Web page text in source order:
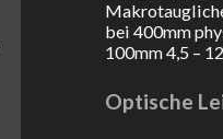
bei 400mm
100mm 4,5 –
Optische